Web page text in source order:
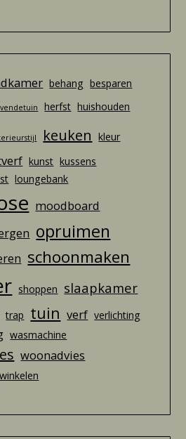
behang besparen
herfst huishouden
keuken kleur
kunst kussens
loungebank
moodboard
opruimen
schoonmaken
shoppen slaapkamer
trap tuin verf verlichting
wasmachine
woonadvies